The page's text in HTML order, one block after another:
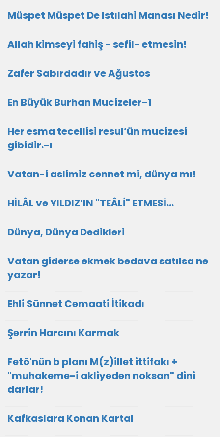
Müspet Müspet De Istılahi Manası Nedir!
Allah kimseyi fahiş - sefil- etmesin!
Zafer Sabırdadır ve Ağustos
En Büyük Burhan Mucizeler-1
Her esma tecellisi resul’ün mucizesi
gibidir.-ı
Vatan-i aslimiz cennet mi, dünya mı!
HİLÂL ve YILDIZ’IN "TEÂLİ" ETMESİ...
Dünya, Dünya Dedikleri
Vatan giderse ekmek bedava satılsa ne
yazar!
Ehli Sünnet Cemaati İtikadı
Şerrin Harcını Karmak
Fetö'nün b planı M(z)illet ittifakı +
"muhakeme-i akliyeden noksan" dini
darlar!
Kafkaslara Konan Kartal